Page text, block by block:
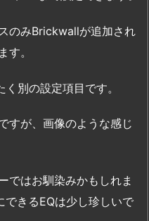
のみBrickwallが追加され
す。
別の設定項目です。
すが、画像のような感じ
ではお馴染みかもしれま
きるEQは少し珍しいで